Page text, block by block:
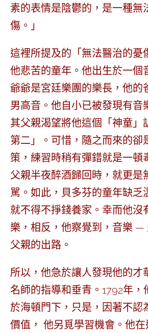
素的表情是陰鬱的，是一種無
傷。」
這裡所提及的「無法醫治的憂
他悲苦的童年。他出生於一個
爺爺是宮廷樂團的樂長，他的
男高音。他自小已被發現有音
其父親渴望將他這個「神童」
第二」。可惜，隨之而來的卻
策，練習時稍有彈錯就是一頓
父親半夜醉酒歸回時，就更是
駡 。如此，貝多芬的童年缺乏
就不得不掙錢養家 。幸而他沒
樂，相反，他察覺到，音樂 —
父親的出路。
所以，他急於讓人發現他的才
名師的指導和垂青。1792年，
於海頓門下，只是，因著不認
價值， 他另覓學習機會。他